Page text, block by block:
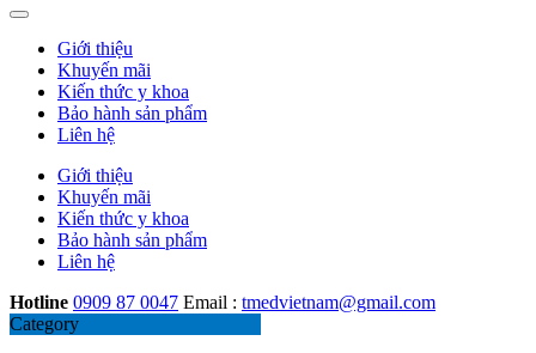
Giới thiệu
Khuyến mãi
Kiến thức y khoa
Bảo hành sản phẩm
Liên hệ
Giới thiệu
Khuyến mãi
Kiến thức y khoa
Bảo hành sản phẩm
Liên hệ
Hotline 0909 87 0047 Email : tmedvietnam@gmail.com
Category